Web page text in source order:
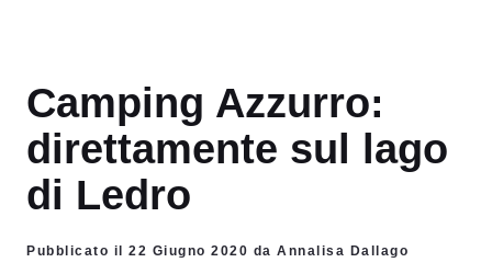
Camping Azzurro:
direttamente sul lago
di Ledro
Pubblicato il 22 Giugno 2020 da Annalisa Dallago